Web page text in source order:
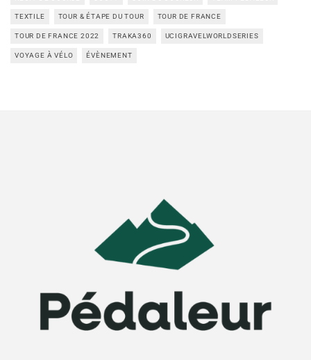
TEXTILE TOUR & ÉTAPE DU TOUR TOUR DE FRANCE
TOUR DE FRANCE 2022 TRAKA360 UCIGRAVELWORLDSERIES
VOYAGE À VÉLO ÉVÈNEMENT